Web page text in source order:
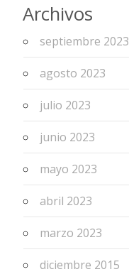
Archivos
septiembre 2023
agosto 2023
julio 2023
junio 2023
mayo 2023
abril 2023
marzo 2023
diciembre 2015